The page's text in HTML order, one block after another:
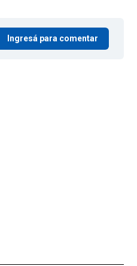
Ingresá para comentar